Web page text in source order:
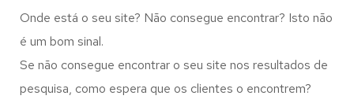
Onde está o seu site? Não consegue encontrar? Isto não
é um bom sinal.
Se não consegue encontrar o seu site nos resultados de
pesquisa, como espera que os clientes o encontrem?